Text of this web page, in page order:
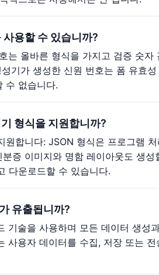
용할 수 있습니까?
는 올바른 형식을 가지고 검증 숫
기가 생성한 신원 번호는 폼 유효
수 없습니다.
형식을 지원합니까?
합니다: JSON 형식은 프로그램
증 이미지와 명함 레이아웃도 생
다운로드할 수 있습니다.
유출됩니까?
기술을 사용하며 모든 데이터 생성
사용자 데이터를 수집, 저장 또는